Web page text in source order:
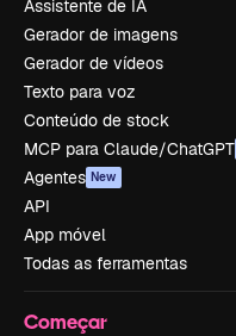
Assistente de IA
Gerador de imagens
Gerador de vídeos
Texto para voz
Conteúdo de stock
MCP para Claude/ChatGPT
Agentes New
API
App móvel
Todas as ferramentas
Começar